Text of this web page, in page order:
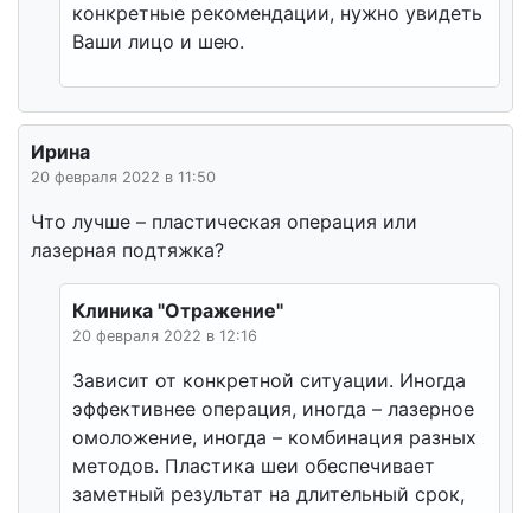
конкретные рекомендации, нужно увидеть
Ваши лицо и шею.
Ирина
20 февраля 2022 в 11:50
Что лучше – пластическая операция или
лазерная подтяжка?
Клиника "Отражение"
20 февраля 2022 в 12:16
Зависит от конкретной ситуации. Иногда
эффективнее операция, иногда – лазерное
омоложение, иногда – комбинация разных
методов. Пластика шеи обеспечивает
заметный результат на длительный срок,